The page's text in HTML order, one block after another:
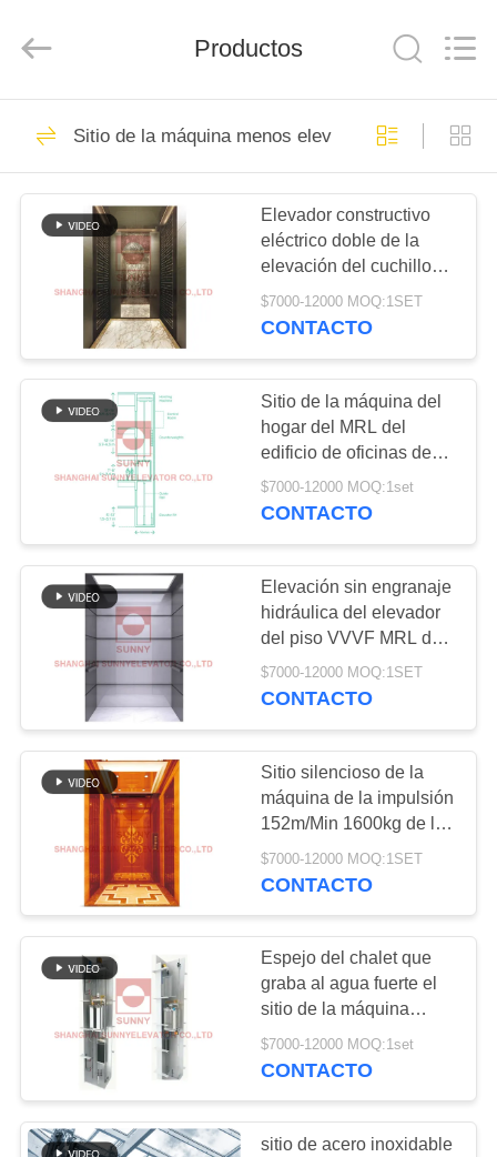
HOGAR
PRODUCTOS
VIDEOS
SOBRE
NOSOTROS
VIAJE
FÁBRICA
CONTROL
CALIDAD
ÉNTRENOS
EN
CONTACTO
PIDA
UNA
MAPA
DEL
CO.,LTD.
elevador del
pasajero
186
Sitio de la máquina
menos elevador
118
Elevador
panorámico
108
elevador de carga
114
Elevadores caseros
Productos
Sitio de la máquina menos elevador
Elevador constructivo
eléctrico doble de la
elevación del cuchillo
1600kg MRL de la
puerta del CE
$7000-12000 MOQ:1SET
CONTACTO
Sitio de la máquina del
hogar del MRL del
edificio de oficinas de
VVVF 800kg menos el
elevador
$7000-12000 MOQ:1set
CONTACTO
Elevación sin engranaje
hidráulica del elevador
del piso VVVF MRL del
PVC de la carga 450kg
$7000-12000 MOQ:1SET
CONTACTO
Sitio silencioso de la
máquina de la impulsión
152m/Min 1600kg de la
CA menos la elevación
del elevador
$7000-12000 MOQ:1SET
CONTACTO
Espejo del chalet que
graba al agua fuerte el
sitio de la máquina
menos la elevación del
elevador con el
$7000-12000 MOQ:1set
CONTACTO
sitio de acero inoxidable